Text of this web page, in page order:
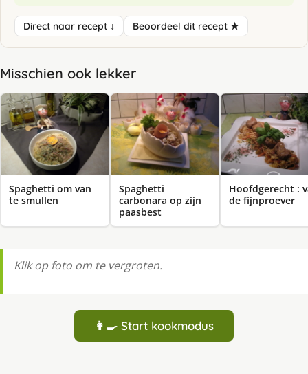
Direct naar recept ↓ Beoordeel dit recept ★
Misschien ook lekker
Spaghetti om van
te smullen
Spaghetti
carbonara op zijn
paasbest
Hoofdgerecht :
de fijnproever
Klik op foto om te vergroten.
👩‍🍳 Start kookmodus